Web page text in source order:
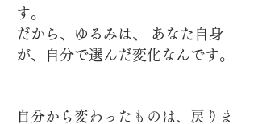
す。
だから、ゆるみは、 あなた自身
が、自分で選んだ変化なんです。
自分から変わったものは、戻りま